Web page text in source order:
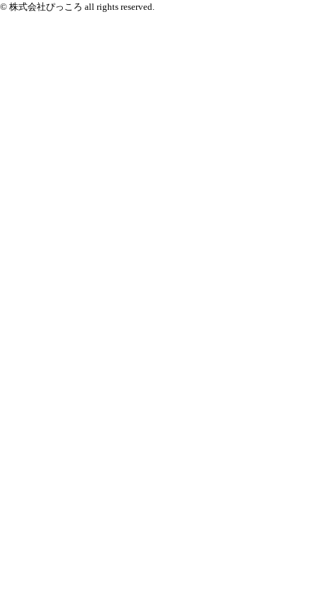
© 株式会社ぴっころ all rights reserved.